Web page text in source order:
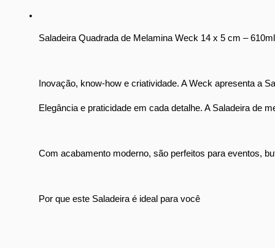
Saladeira Quadrada de Melamina Weck 14 x 5 cm – 610ml
Inovação, know-how e criatividade. A Weck apresenta a
Elegância e praticidade em cada detalhe. A Saladeira de
Com acabamento moderno, são perfeitos para eventos,
Por que este Saladeira é ideal para você